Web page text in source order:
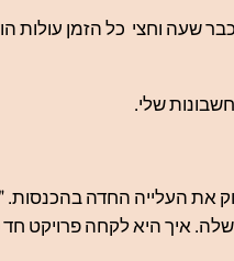
שעה וחצי כל הזמן
שלי.
את העלייה החדה
איך היא לקחה פרויקט חד